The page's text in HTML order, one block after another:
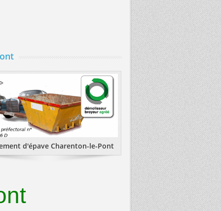
d'épave Charenton-le-Pont